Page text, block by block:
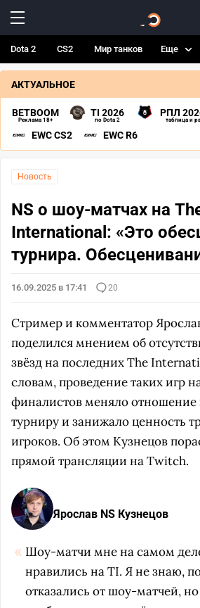
Dota 2 CS2 Мир танков Еще
АКТУАЛЬНОЕ
BETBOOM
Реклама 18+
TI 2026
по Dota 2
РПЛ
таблица и
EWC CS2 EWC R6
Новость
NS о шоу-матчах на
International: «Это
турнира.
16.09.2025 в 17:41 20
Стример и комментатор
поделился мнением об
звёзд на последних The
словам, проведение таких игр
финалистов меняло
турниру и занижало ценность
игроков. Об этом Кузнецов
прямой трансляции на Twitch.
Ярослав NS Кузнецов
Шоу-матчи мне на самом
нравились на TI. Я не знаю,
отказались от шоу-матчей,